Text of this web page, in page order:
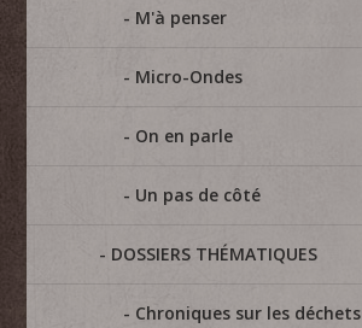
M'à penser
Micro-Ondes
On en parle
Un pas de côté
DOSSIERS THÉMATIQUES
Chroniques sur les déchets